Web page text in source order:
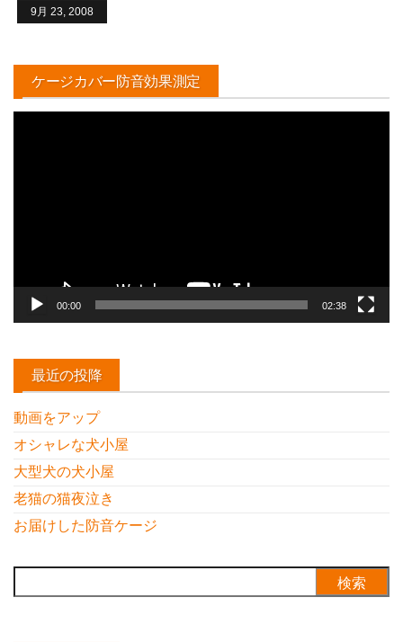
9月 23, 2008
ケージカバー防音効果測定
00:00 02:38
最近の投降
動画をアップ
オシャレな犬小屋
大型犬の犬小屋
老猫の猫夜泣き
お届けした防音ケージ
索: